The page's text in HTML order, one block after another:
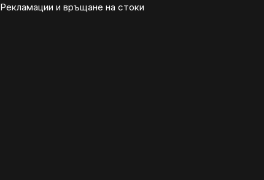
Рекламации и връщане на стоки